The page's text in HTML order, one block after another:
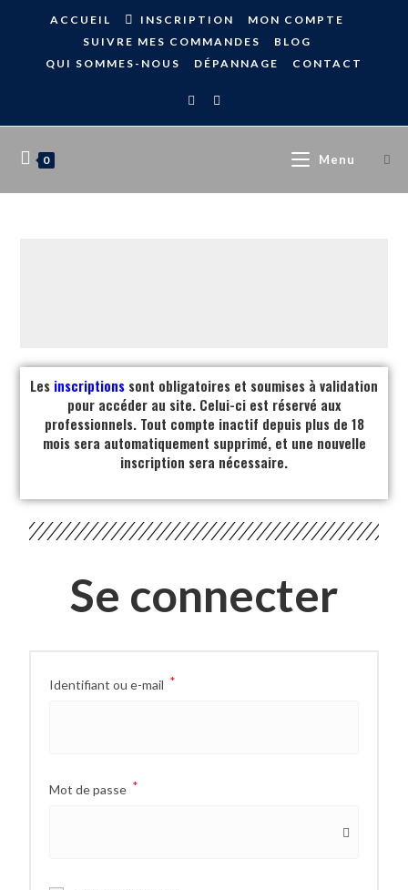
ACCUEIL INSCRIPTION
MON COMPTE
SUIVRE MES COMMANDES
BLOG
QUI SOMMES-NOUS
DÉPANNAGE CONTACT
0 Menu
Les inscriptions sont obligatoires et soumises à validation
pour accéder au site. Celui-ci est réservé aux
professionnels. Tout compte inactif depuis plus de 18
mois sera automatiquement supprimé, et une nouvelle
inscription sera nécessaire.
Se connecter
Identifiant ou e-mail *
Mot de passe *